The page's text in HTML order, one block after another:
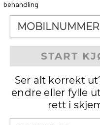
behandling
START
Ser alt korrekt
endre eller fylle
rett i